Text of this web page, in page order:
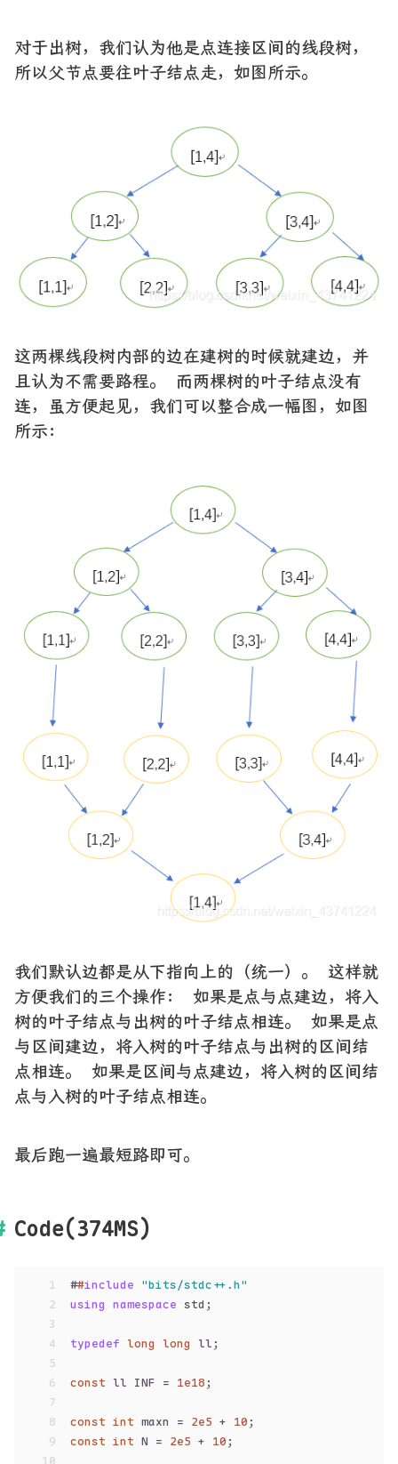
对于出树，我们认为他是点连接区间的线段树，
所以父节点要往叶子结点走，如图所示。
这两棵线段树内部的边在建树的时候就建边，并
且认为不需要路程。 而两棵树的叶子结点没有
连，虽方便起见，我们可以整合成一幅图，如图
所示：
我们默认边都是从下指向上的（统一）。 这样就
方便我们的三个操作： 如果是点与点建边，将入
树的叶子结点与出树的叶子结点相连。 如果是点
与区间建边，将入树的叶子结点与出树的区间结
点相连。 如果是区间与点建边，将入树的区间结
点与入树的叶子结点相连。
最后跑一遍最短路即可。
Code(374MS)
1
2
3
4
5
6
7
8
9
##include "bits/stdc++.h"
using namespace std;
typedef long long ll;
const ll INF = 1e18;
const int maxn = 2e5 + 10;
const int N = 2e5 + 10;